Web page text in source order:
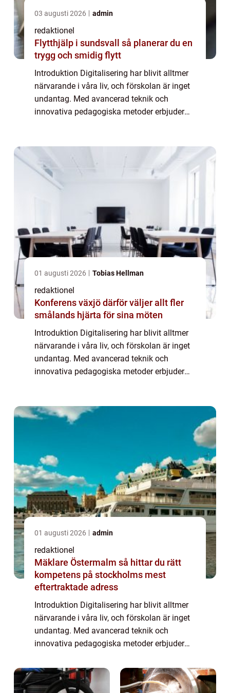
03 augusti 2026 admin
redaktionel
Flytthjälp i sundsvall så planerar du en
trygg och smidig flytt
Introduktion Digitalisering har blivit alltmer
närvarande i våra liv, och förskolan är inget
undantag. Med avancerad teknik och
innovativa pedagogiska metoder erbjuder
01 augusti 2026 Tobias Hellman
redaktionel
Konferens växjö därför väljer allt fler
smålands hjärta för sina möten
Introduktion Digitalisering har blivit alltmer
närvarande i våra liv, och förskolan är inget
undantag. Med avancerad teknik och
innovativa pedagogiska metoder erbjuder
01 augusti 2026 admin
redaktionel
Mäklare Östermalm så hittar du rätt
kompetens på stockholms mest
eftertraktade adress
Introduktion Digitalisering har blivit alltmer
närvarande i våra liv, och förskolan är inget
undantag. Med avancerad teknik och
innovativa pedagogiska metoder erbjuder
lärandemiljön för barn i förskolan. I ...